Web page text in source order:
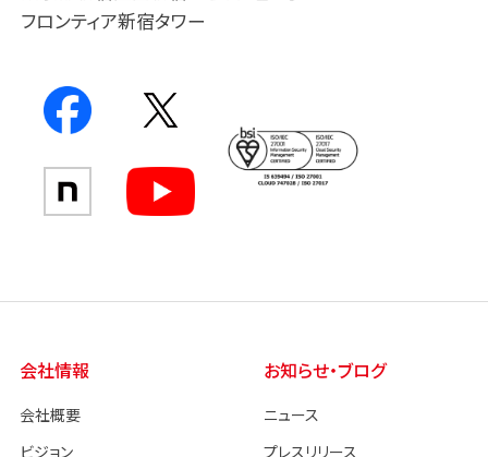
フロンティア新宿タワー
会社情報
会社概要
ビジョン
お知らせ・ブログ
ニュース
プレスリリース